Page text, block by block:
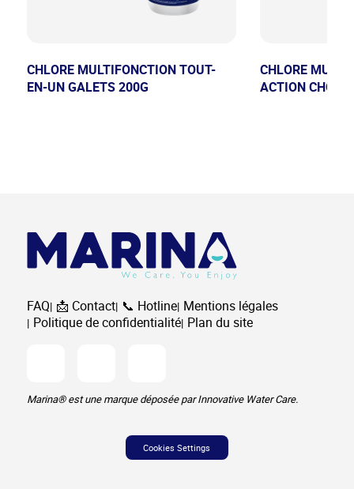
CHLORE MULTIFONCTION TOUT-
EN-UN GALETS 200G
CHLORE
ACTION CHOC
FAQ 📩 Contact 📞 Hotline Mentions légales
Politique de confidentialité Plan du site
Marina® est une marque déposée par Innovative Water Care.
Cookies Settings